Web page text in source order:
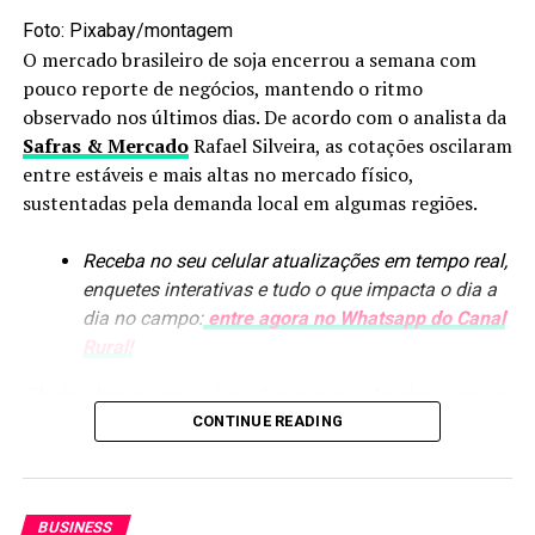
DON'T MISS
Egito, Irã e Vietnã lideram como os principais destinos
do milho mato-grossense
Foto: Pixabay/montagem
O mercado brasileiro de soja encerrou a semana com
pouco reporte de negócios, mantendo o ritmo
observado nos últimos dias. De acordo com o analista da
Safras & MercadoRafael Silveira, as cotações oscilaram
entre estáveis e mais altas no mercado físico,
sustentadas pela demanda local em algumas regiões.
Receba no seu celular atualizações em tempo real,
enquetes interativas e tudo o que impacta o dia a
dia no campo: entre agora no Whatsapp do Canal
Rural!
em algumas praças, como Minas Gerais, movimento
CONTINUE READING
BUSINESS